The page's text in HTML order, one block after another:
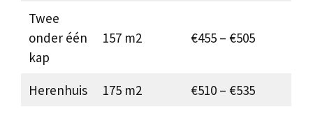
Twee
onder één
kap
157 m2 €455 – €505
Herenhuis 175 m2 €510 – €535